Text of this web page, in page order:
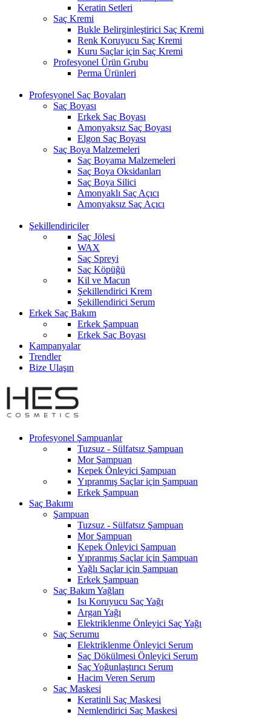
Keratin Setleri
Saç Kremi
Bukle Belirginleştirici Saç Kremi
Renk Koruyucu Saç Kremi
Kuru Saçlar için Saç Kremi
Profesyonel Ürün Grubu
Perma Ürünleri
Profesyonel Saç Boyaları
Saç Boyası
Erkek Saç Boyası
Amonyaksız Saç Boyası
Elgon Saç Boyası
Saç Boya Malzemeleri
Saç Boyama Malzemeleri
Saç Boya Oksidanları
Saç Boya Silici
Amonyaklı Saç Açıcı
Amonyaksız Saç Açıcı
Şekillendiriciler
Saç Jölesi
WAX
Saç Spreyi
Saç Köpüğü
Kil ve Macun
Şekillendirici Krem
Şekillendirici Serum
Erkek Saç Bakım
Erkek Şampuan
Erkek Saç Boyası
Kampanyalar
Trendler
Bize Ulaşın
Profesyonel Şampuanlar
Tuzsuz - Sülfatsız Şampuan
Mor Şampuan
Kepek Önleyici Şampuan
Yıpranmış Saçlar için Şampuan
Erkek Şampuan
Saç Bakımı
Şampuan
Tuzsuz - Sülfatsız Şampuan
Mor Şampuan
Kepek Önleyici Şampuan
Yıpranmış Saçlar için Şampuan
Yağlı Saçlar için Şampuan
Erkek Şampuan
Saç Bakım Yağları
Isı Koruyucu Saç Yağı
Argan Yağı
Elektriklenme Önleyici Saç Yağı
Saç Serumu
Elektriklenme Önleyici Serum
Saç Dökülmesi Önleyici Serum
Saç Yoğunlaştırıcı Serum
Hacim Veren Serum
Saç Maskesi
Keratinli Saç Maskesi
Nemlendirici Saç Maskesi